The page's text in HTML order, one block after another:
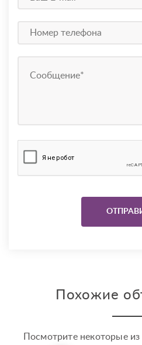
Похожие
Посмотрите некоторые